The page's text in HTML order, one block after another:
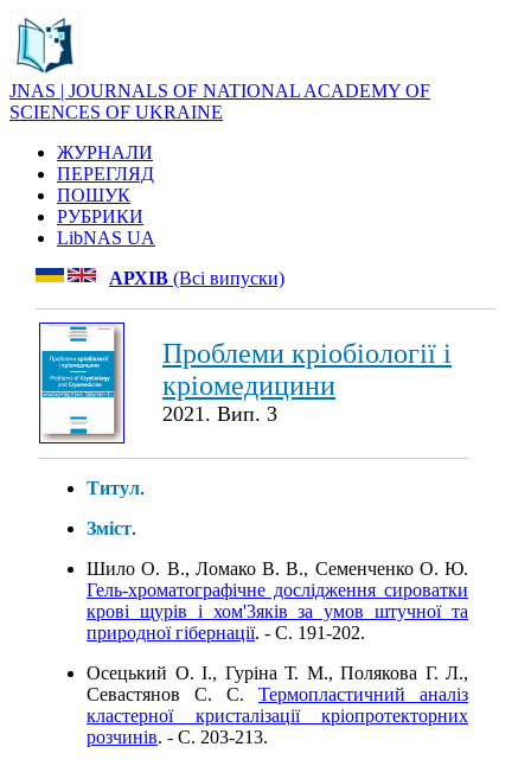
JNAS | JOURNALS OF NATIONAL ACADEMY OF
SCIENCES OF UKRAINE
ЖУРНАЛИ
ПЕРЕГЛЯД
ПОШУК
РУБРИКИ
LibNAS UA
АРХІВ (Всі випуски)
Проблеми кріобіології і
кріомедицини
2021. Вип. 3
Титул.
Зміст.
Шило О. В., Ломако В. В., Семенченко О. Ю.
Гель-хроматографічне дослідження сироватки
крові щурів і хом'3яків за умов штучної та
природної гібернації. - C. 191-202.
Осецький О. І., Гуріна Т. М., Полякова Г. Л.,
Севастянов С. С. Термопластичний аналіз
кластерної кристалізації кріопротекторних
розчинів. - C. 203-213.